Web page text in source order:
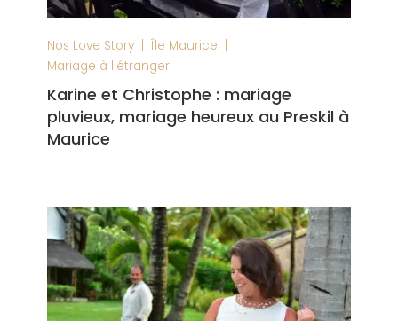
Nos Love Story | Île Maurice |
Mariage à l'étranger
Karine et Christophe : mariage
pluvieux, mariage heureux au Preskil à
Maurice